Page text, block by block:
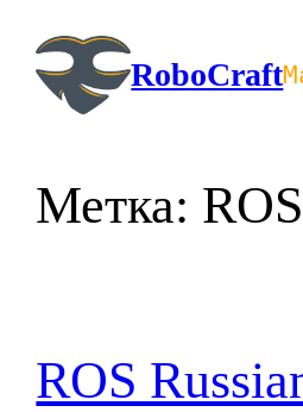
содержимомуRoboCraft
Метка: ROS
ROS